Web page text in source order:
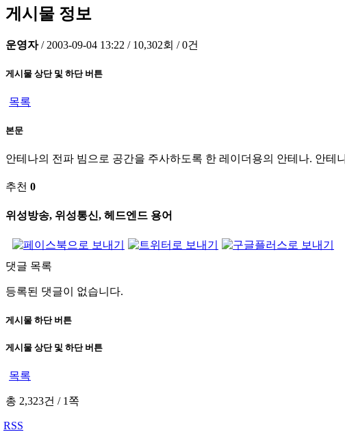
게시물 정보
운영자 / 2003-09-04 13:22 / 10,302회 / 0건
게시물 상단 및 하단 버튼
목록
본문
안테나의 전파 빔으로 공간을 주사하도록 한 레이더용의 안테나. 안
추천 0
위성방송, 위성통신, 헤드엔드 용어
댓글 목록
등록된 댓글이 없습니다.
게시물 하단 버튼
게시물 상단 및 하단 버튼
목록
총 2,323건 /1쪽
RSS